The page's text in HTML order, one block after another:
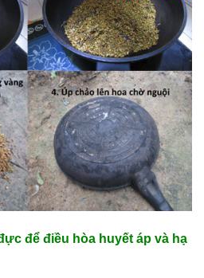
để điều hòa huyết áp và hạ